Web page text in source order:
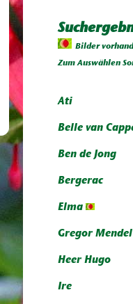
Bilder
Zum Auswählen
Ati
Belle van
Ben de Jong
Bergerac
Elma
Gregor Mendel
Heer Hugo
Ire